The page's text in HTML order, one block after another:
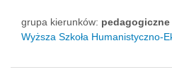
grupa kierunków: pedagogiczne
Wyższa Szkoła Humanistyczno-